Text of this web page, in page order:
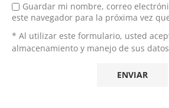
Guardar mi nombre, correo
este navegador para la próxima vez
* Al utilizar este formulario, usted
almacenamiento y manejo de sus